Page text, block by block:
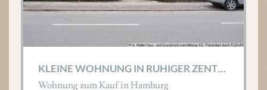
K
LEINE WOHNUNG IN RUHIGER ZENTRALER LAGE!
Wohnung zum Kauf in Hamburg